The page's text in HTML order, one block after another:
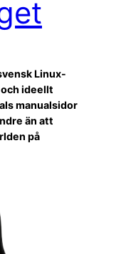
Linux-
ideellt
manualsidor
än att
på